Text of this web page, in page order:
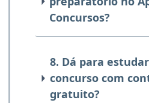
Concursos?
8. Dá para
concurso com
gratuito?